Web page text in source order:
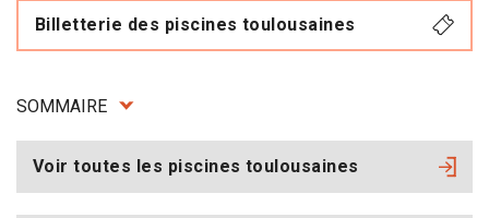
Billetterie des piscines toulousaines
SOMMAIRE
Voir toutes les piscines toulousaines